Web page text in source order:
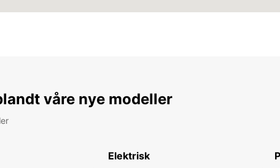
våre nye modeller
Elektrisk